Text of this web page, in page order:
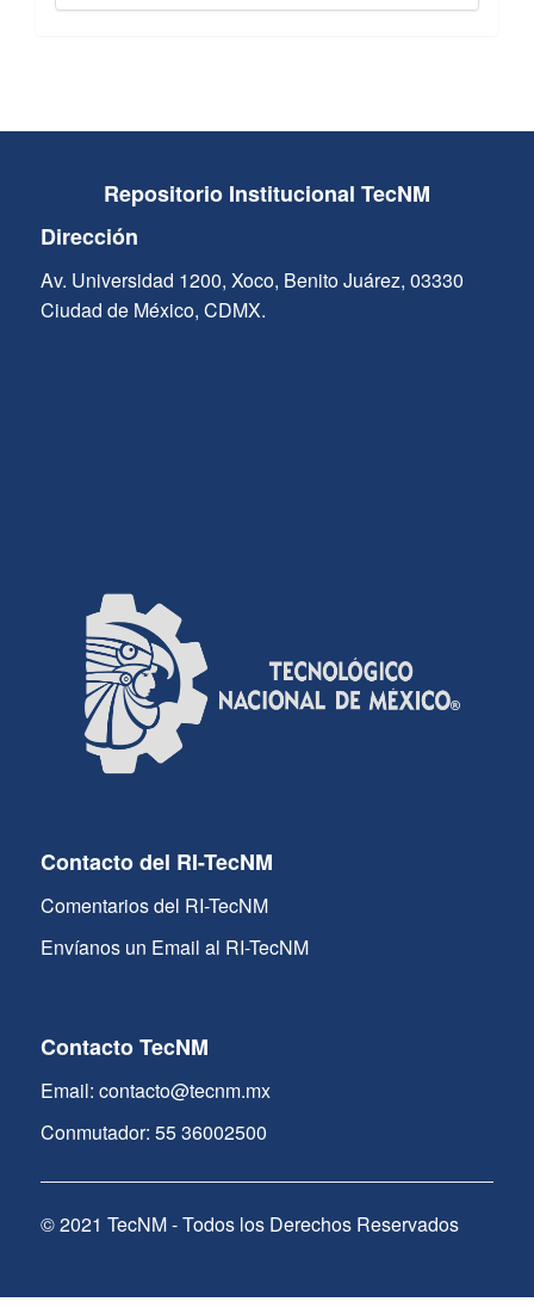
Repositorio Institucional TecNM
Dirección
Av. Universidad 1200, Xoco, Benito Juárez, 03330
Ciudad de México, CDMX.
Contacto del RI-TecNM
Comentarios del RI-TecNM
Envíanos un Email al RI-TecNM
Contacto TecNM
Email: contacto@tecnm.mx
Conmutador: 55 36002500
© 2021 TecNM - Todos los Derechos Reservados